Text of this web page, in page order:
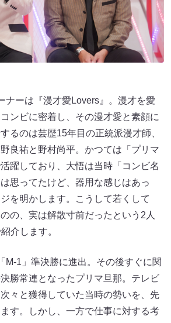
ナーは『漫才愛Lovers』。漫才を愛
ンビに密着し、その漫才愛と素顔に
るのは芸歴15年目の正統派漫才師、
良祐と野村尚平。かつては「プリマ
躍しており、大悟は当時「コンビ名
思ってたけど、器用な感じはあっ
を明かします。こうして若くして
の、実は解散寸前だったという2人
介します。
M-1」準決勝に進出。その後すぐに関
勝常連となったプリマ旦那。テレビ
々と獲得していた当時の勢いを、先
す。しかし、一方で仕事に対する考